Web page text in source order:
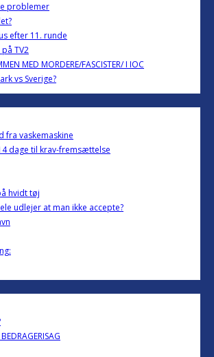
problemer
efter 11. runde
TV2
MED MORDERE/FASCISTER/ I IOC
vs Sverige?
fra vaskemaskine
dage til krav-fremsættelse
hvidt tøj
udlejer at man ikke accepte?